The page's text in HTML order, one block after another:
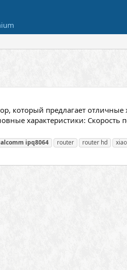
который предлагает отличные
характеристики: Скорость
ipq8064 router router hd